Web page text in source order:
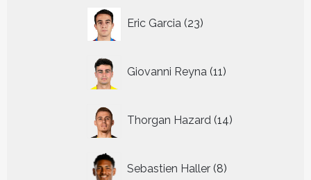
Eric Garcia 23
producten
Giovanni Reyna 11
producten
Thorgan Hazard 14
producten
Sebastien Haller 8
producten